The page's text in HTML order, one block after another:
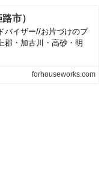
市）
バイザー//お片づけのプ
郡・加古川・高砂・明
forhouseworks.com